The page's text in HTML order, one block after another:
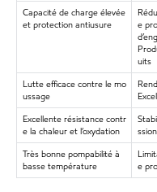
Capacité de charge élevée
et protection antiusure
e
uits
Lutte efficace contre le mo
ussage
Excellente résistance contr
e la chaleur et l’oxydation
Très bonne pompabilité à
basse température
e